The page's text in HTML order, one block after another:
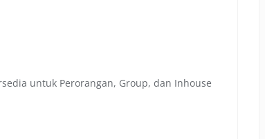
untuk Perorangan, Group, dan Inhouse